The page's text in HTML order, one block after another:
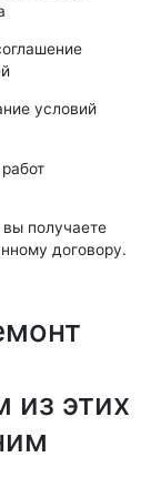
условий
вы получаете
договору.
из этих